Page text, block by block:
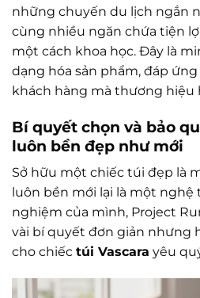
những chuyến du lịch ngắn
cùng nhiều ngăn chứa tiện
một cách khoa học. Đây là
dạng hóa sản phẩm, đáp
khách hàng mà thương hiệu
Bí quyết chọn và bảo
luôn bền đẹp như mới
Sở hữu một chiếc túi đẹp là
luôn bền mới lại là một nghệ
nghiệm của mình, Project
vài bí quyết đơn giản nhưng
cho chiếc túi Vascara yêu